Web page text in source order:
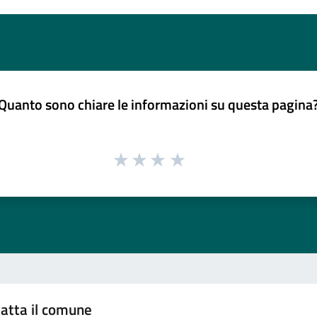
sono chiare le informazioni su questa
il comune